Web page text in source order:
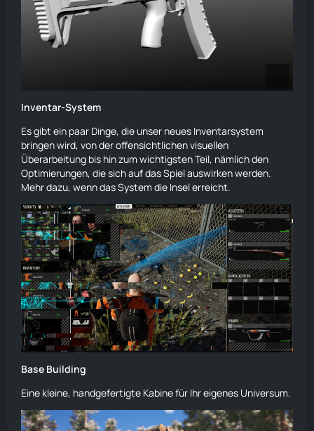
Inventar-System
Es gibt ein paar Dinge, die unser neues Inventarsystem
bringen wird, von der offensichtlichen visuellen
Überarbeitung bis hin zum wichtigsten Teil, nämlich den
Optimierungen, die sich auf das Spiel auswirken werden.
Mehr dazu, wenn das System die Insel erreicht.
Base Building
Eine kleine, handgefertigte Kabine für Ihr eigenes Universum.